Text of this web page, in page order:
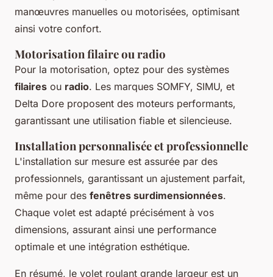
manœuvres manuelles ou motorisées, optimisant
ainsi votre confort.
Motorisation filaire ou radio
Pour la motorisation, optez pour des systèmes
filaires ou radio. Les marques SOMFY, SIMU, et
Delta Dore proposent des moteurs performants,
garantissant une utilisation fiable et silencieuse.
Installation personnalisée et professionnelle
L'installation sur mesure est assurée par des
professionnels, garantissant un ajustement parfait,
même pour des fenêtres surdimensionnées.
Chaque volet est adapté précisément à vos
dimensions, assurant ainsi une performance
optimale et une intégration esthétique.
En résumé, le volet roulant grande largeur est un